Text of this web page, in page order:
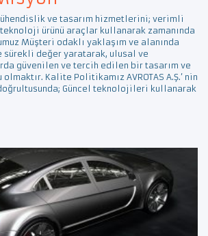
ve tasarım hizmetlerini; verimli
ürünü araçlar kullanarak zamanında
Müşteri odaklı yaklaşım ve alanında
değer yaratarak, ulusal ve
güvenilen ve tercih edilen bir tasarım ve
Kalite Politikamız AVROTAS A.Ş.’ nin
Güncel teknolojileri kullanarak